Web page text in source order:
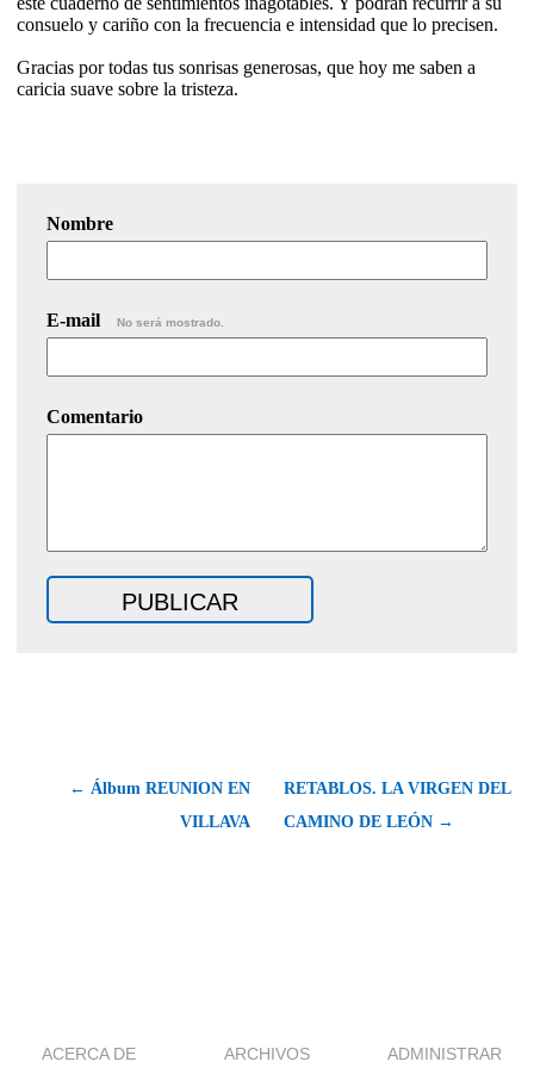
consuelo y cariño con la frecuencia e intensidad que lo precisen.
Gracias por todas tus sonrisas generosas, que hoy me saben a
caricia suave sobre la tristeza.
Nombre
E-mail No será mostrado.
Comentario
← Álbum REUNION EN
VILLAVA
RETABLOS. LA VIRGEN DEL
CAMINO DE LEÓN →
ACERCA DE ARCHIVOS ADMINISTRAR